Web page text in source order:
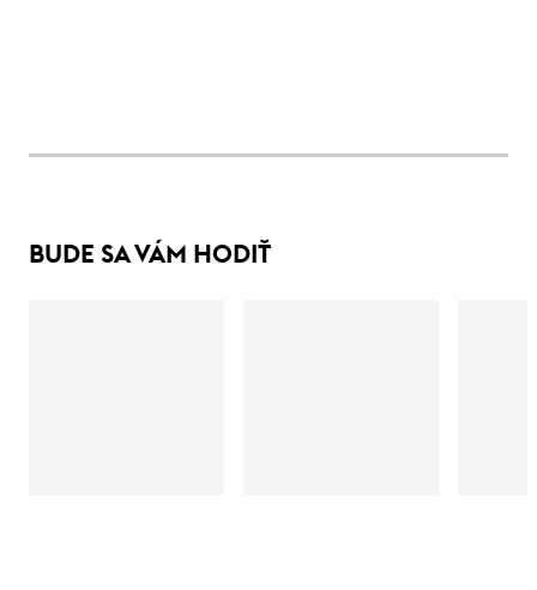
BUDE SA VÁM HODIŤ